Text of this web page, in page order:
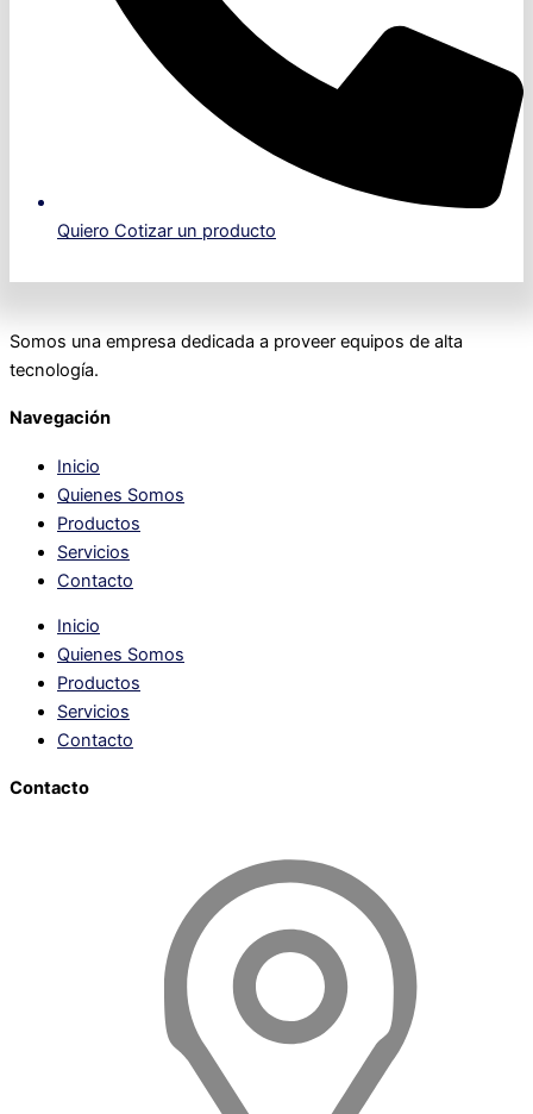
Quiero Cotizar un producto
Somos una empresa dedicada a proveer equipos de alta
tecnología.
Navegación
Inicio
Quienes Somos
Productos
Servicios
Contacto
Inicio
Quienes Somos
Productos
Servicios
Contacto
Contacto